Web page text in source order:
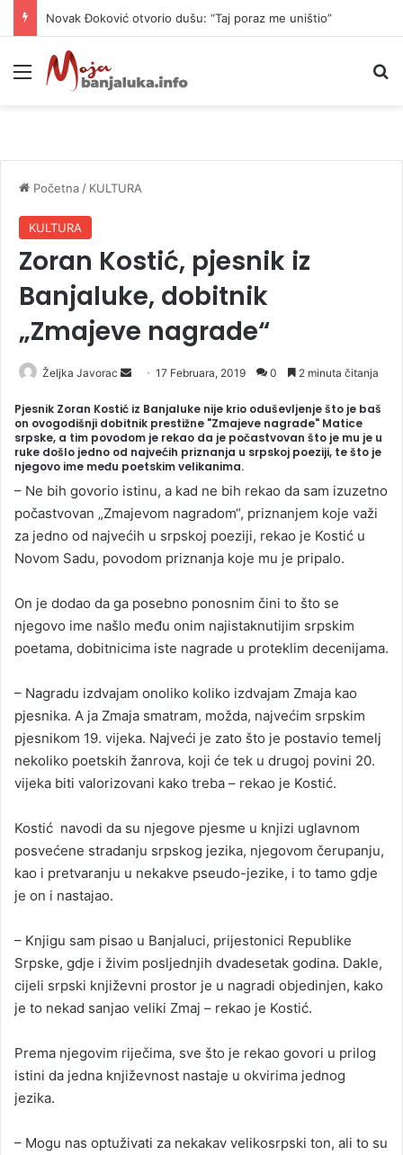
Novak Đoković otvorio dušu: “Taj poraz me uništio”
Meni
Početna / KULTURA
KULTURA
Zoran Kostić, pjesnik iz
Banjaluke, dobitnik
„Zmajeve nagrade“
Željka Javorac
n
d
a
m
a
i
17 Februara, 2019 0 2 minuta čitanja
Pjesnik Zoran Kostić iz Banjaluke nije krio oduševljenje što je baš
on ovogodišnji dobitnik prestižne "Zmajeve nagrade" Matice
srpske, a tim povodom je rekao da je počastvovan što je mu je u
ruke došlo jedno od najvećih priznanja u srpskoj poeziji, te što je
njegovo ime među poetskim velikanima.
– Ne bih govorio istinu, a kad ne bih rekao da sam izuzetno
počastvovan „Zmajevom nagradom“, priznanjem koje važi
za jedno od najvećih u srpskoj poeziji, rekao je Kostić u
Novom Sadu, povodom priznanja koje mu je pripalo.
On je dodao da ga posebno ponosnim čini to što se
njegovo ime našlo među onim najistaknutijim srpskim
poetama, dobitnicima iste nagrade u proteklim decenijama.
– Nagradu izdvajam onoliko koliko izdvajam Zmaja kao
pjesnika. A ja Zmaja smatram, možda, najvećim srpskim
pjesnikom 19. vijeka. Najveći je zato što je postavio temelj
nekoliko poetskih žanrova, koji će tek u drugoj povini 20.
vijeka biti valorizovani kako treba – rekao je Kostić.
Kostić navodi da su njegove pjesme u knjizi uglavnom
posvećene stradanju srpskog jezika, njegovom čerupanju,
kao i pretvaranju u nekakve pseudo-jezike, i to tamo gdje
je on i nastajao.
– Knjigu sam pisao u Banjaluci, prijestonici Republike
Srpske, gdje i živim posljednjih dvadesetak godina. Dakle,
cijeli srpski književni prostor je u nagradi objedinjen, kako
je to nekad sanjao veliki Zmaj – rekao je Kostić.
Prema njegovim riječima, sve što je rekao govori u prilog
istini da jedna književnost nastaje u okvirima jednog
jezika.
– Mogu nas optuživati za nekakav velikosrpski ton, ali to su